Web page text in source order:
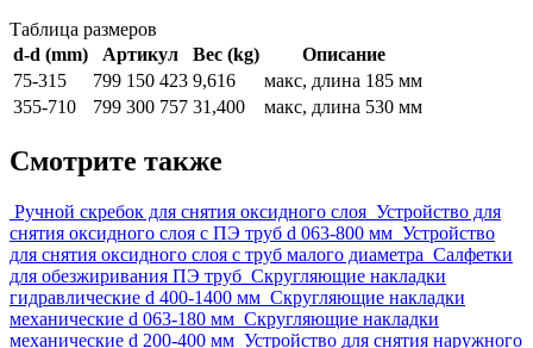
Таблица размеров
d-d (mm)
Артикул Вес (kg)
Описание
75-315
799 150 423 9,616
макс, длина 185 мм
355-710
799 300 757 31,400 макс, длина 530 мм
Смотрите также
Ручной скребок для снятия оксидного слоя Устройство для
снятия оксидного слоя с ПЭ труб d 063-800 мм Устройство
для снятия оксидного слоя с труб малого диаметра Салфетки
для обезжиривания ПЭ труб Скругляющие накладки
гидравлические d 400-1400 мм Скругляющие накладки
механические d 063-180 мм Скругляющие накладки
механические d 200-400 мм Устройство для снятия наружного